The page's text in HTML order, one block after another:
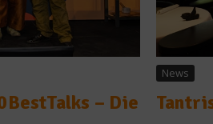
– Die
News